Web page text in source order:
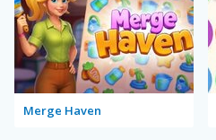
Merge Haven